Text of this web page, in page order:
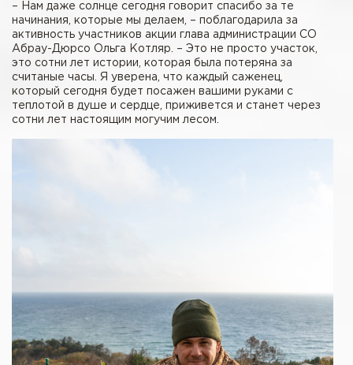
– Нам даже солнце сегодня говорит спасибо за те
начинания, которые мы делаем, – поблагодарила за
активность участников акции глава администрации СО
Абрау-Дюрсо Ольга Котляр. – Это не просто участок,
это сотни лет истории, которая была потеряна за
считаные часы. Я уверена, что каждый саженец,
который сегодня будет посажен вашими руками с
теплотой в душе и сердце, приживется и станет через
сотни лет настоящим могучим лесом.